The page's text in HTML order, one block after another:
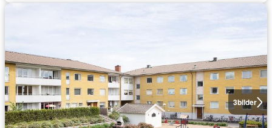
3bilder